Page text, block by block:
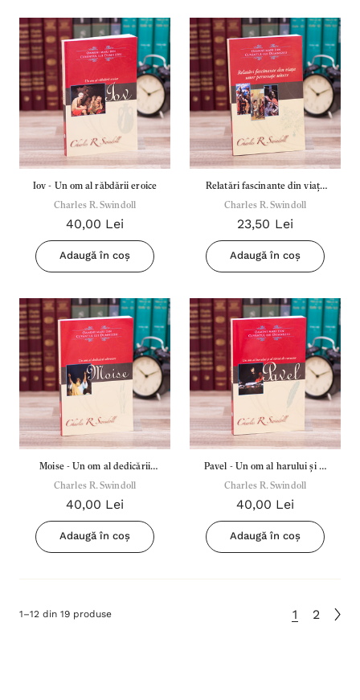
Iov - Un om al răbdării eroice
Charles R. Swindoll
40,00 Lei
Adaugă în coș
Relatări fascinante din viața
unor personaje uitate
Charles R. Swindoll
23,50 Lei
Adaugă în coș
Moise - Un om al dedicării
altruiste
Charles R. Swindoll
40,00 Lei
Adaugă în coș
Pavel - Un om al harului și al
tăriei de caracter
Charles R. Swindoll
40,00 Lei
Adaugă în coș
1–12 din 19 produse 1 2